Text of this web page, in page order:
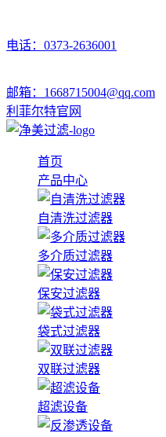
电话：0373-2636001
邮箱：1668715004@qq.com
利菲尔特官网
首页
产品中心
自清洗过滤器
多介质过滤器
保安过滤器
袋式过滤器
双联过滤器
超滤设备